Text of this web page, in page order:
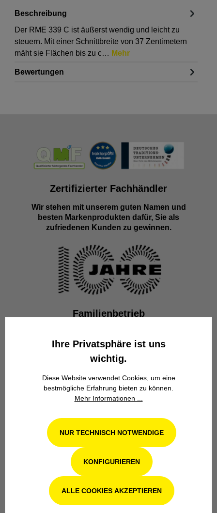
Beschreibung
Der RME 339 C ist äußerst wendig und leicht zu
steuern. Mit einer Schnittbreite von 37 Zentimetern
mäht sie Flächen bis zu c… Mehr
Bewertungen
Zertifizierter Fachhändler
Wir stehen mit unserem guten Namen und
besten Markenprodukten dafür, Sie als
zufriedenen Kunden zu gewinnen.
Familienbetrieb
Familienbetrieb in 4. Generation für
Zuverlässigkeit.
Werkstatt in Odenthal / Köln
Unsere Fachwerkstatt für Garten-, Forst-
und Landtechnik- Geräte in Odenthal bei
Köln steht Ihnen auch nach dem Kauf mit
Ihre Privatsphäre ist uns
wichtig.
Diese Website verwendet Cookies, um eine
bestmögliche Erfahrung bieten zu können.
Mehr Informationen ...
NUR TECHNISCH NOTWENDIGE
KONFIGURIEREN
ALLE COOKIES AKZEPTIEREN